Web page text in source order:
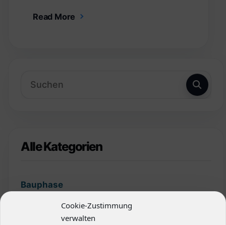
Cookie-Zustimmung
verwalten
Read More
Alle Kategorien
Bauphase
Finanzierung